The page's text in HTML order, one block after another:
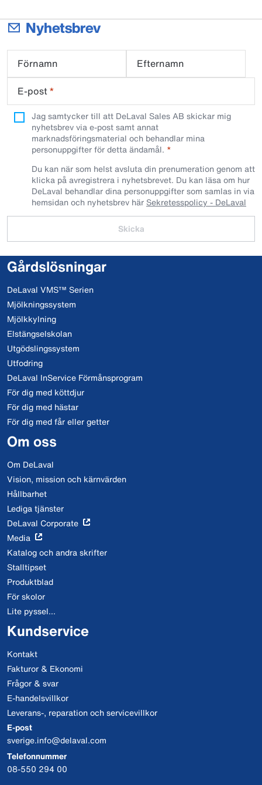
Nyhetsbrev
Förnamn
Efternamn
E-post*
Jag samtycker till att DeLaval Sales AB skickar mig
nyhetsbrev via e-post samt annat
marknadsföringsmaterial och behandlar mina
personuppgifter för detta ändamål.
Du kan när som helst avsluta din prenumeration genom att
klicka på avregistrera i nyhetsbrevet. Du kan läsa om hur
DeLaval behandlar dina personuppgifter som samlas in via
hemsidan och nyhetsbrev här Sekretesspolicy - DeLaval
Skicka
Gårdslösningar
DeLaval VMS™ Serien
Mjölkningssystem
Mjölkkylning
Elstängselskolan
Utgödslingssystem
Utfodring
DeLaval InService Förmånsprogram
För dig med köttdjur
För dig med hästar
För dig med får eller getter
Om oss
Om DeLaval
Vision, mission och kärnvärden
Hållbarhet
Lediga tjänster
DeLaval Corporate
Media
Katalog och andra skrifter
Stalltipset
Produktblad
För skolor
Lite pyssel...
Kundservice
Kontakt
Fakturor & Ekonomi
Frågor & svar
E-handelsvillkor
Leverans-, reparation och servicevillkor
E-post
sverige.info@delaval.com
Telefonnummer
08-550 294 00